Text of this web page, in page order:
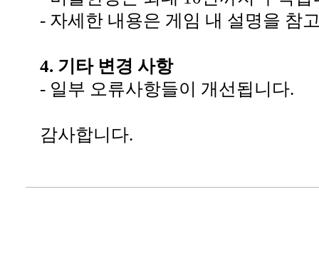
- 자세한 내용은 게임 내 설명을 참
4. 기타 변경 사항
- 일부 오류사항들이 개선됩니다.
감사합니다.